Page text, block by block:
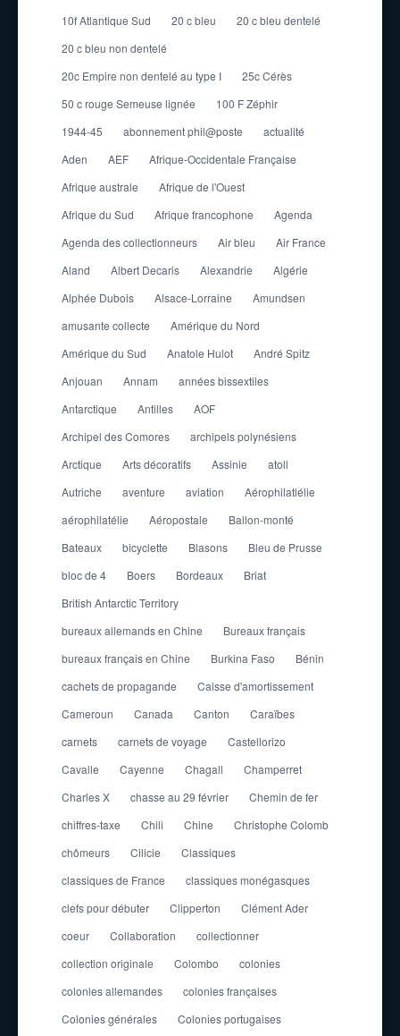
10f Atlantique Sud 20 c bleu
20 c bleu dentelé
20 c bleu non dentelé
20c Empire non dentelé au type I
25c Cérès
50 c rouge Semeuse lignée
100 F Zéphir
1944-45
abonnement phil@poste
actualité
Aden
AEF
Afrique-Occidentale Française
Afrique australe
Afrique de l'Ouest
Afrique du Sud
Afrique francophone
Agenda
Agenda des collectionneurs
Air bleu
Air France
Aland
Albert Decaris Alexandrie
Algérie
Alphée Dubois
Alsace-Lorraine
Amundsen
amusante collecte
Amérique du Nord
Amérique du Sud
Anatole Hulot
André Spitz
Anjouan
Annam
années bissextiles
Antarctique
Antilles
AOF
Archipel des Comores
archipels polynésiens
Arctique
Arts décoratifs Assinie
atoll
Autriche
aventure aviation
Aérophilatlélie
aérophilatélie
Aéropostale
Ballon-monté
Bateaux
bicyclette Blasons
Bleu de Prusse
bloc de 4
Boers Bordeaux
Briat
British Antarctic Territory
bureaux allemands en Chine
Bureaux français
bureaux français en Chine
Burkina Faso
Bénin
cachets de propagande
Caisse d'amortissement
Cameroun
Canada Canton
Caraïbes
carnets
carnets de voyage
Castellorizo
Cavalle
Cayenne Chagall
Champerret
Charles X
chasse au 29 février
Chemin de fer
chiffres-taxe
Chili Chine
Christophe Colomb
chômeurs
Cilicie
Classiques
classiques de France
classiques monégasques
clefs pour débuter
Clipperton
Clément Ader
coeur
Collaboration
collectionner
collection originale
Colombo
colonies
colonies allemandes
colonies françaises
Colonies générales
Colonies portugaises